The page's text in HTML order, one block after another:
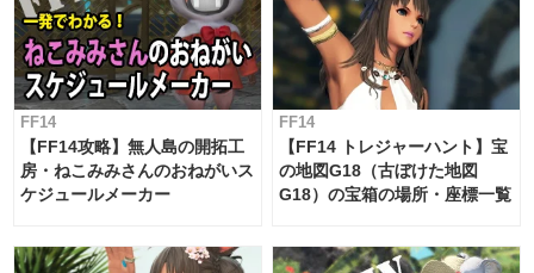
FF14
【FF14攻略】無人島の開拓工
房・ねこみみさんのおねがいス
ケジュールメーカー
FF14
【FF14 トレジャーハント】宝
の地図G18（古ぼけた地図
G18）の宝箱の場所・座標一覧